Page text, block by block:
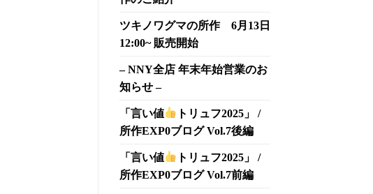
ツキノワグマの所作 6月13日
12:00~ 販売開始
– NNY全店 年末年始営業のお
知らせ –
「言い値
トリュフ2025」 /
所作EXP0ブログ Vol.7後編
「言い値
トリュフ2025」 /
所作EXP0ブログ Vol.7前編